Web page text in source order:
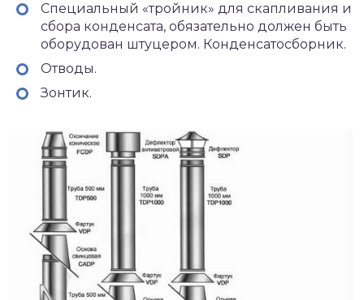
Специальный «тройник» для скапливания и
сбора конденсата, обязательно должен быть
оборудован штуцером. Конденсатосборник.
Отводы.
Зонтик.